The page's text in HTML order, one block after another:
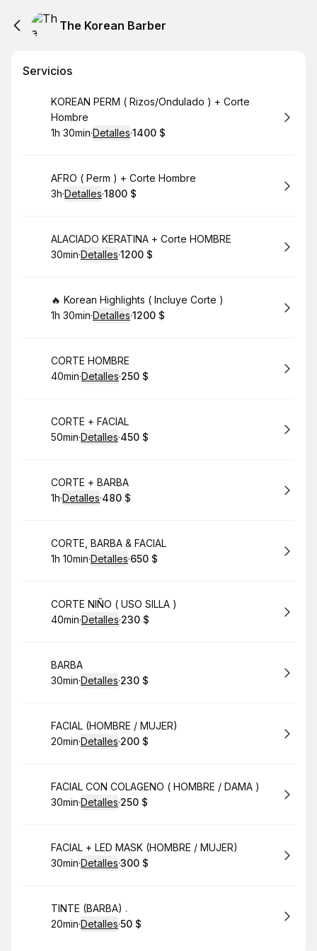
The Korean Barber
Servicios
Reservar
KOREAN PERM ( Rizos/Ondulado ) + Corte
Hombre
.Duración:
1h 30min·Detalles·
.Precio
1400 $
Reservar
AFRO ( Perm ) + Corte Hombre
.Duración :
3h·Detalles·
.Precio
1800 $
Reservar
ALACIADO KERATINA + Corte HOMBRE
.Duración:
30min·Detalles·
.Precio
1200 $
Reservar
🔥 Korean Highlights ( Incluye Corte )
.Duración:
1h 30min·Detalles·
.Precio
1200 $
Reservar
CORTE HOMBRE
.Duración:
40min·Detalles·
.Precio
250 $
Reservar
CORTE + FACIAL
.Duración:
50min·Detalles·
.Precio
450 $
Reservar
CORTE + BARBA
.Duración:
1h·Detalles·
.Precio
480 $
Reservar
CORTE, BARBA & FACIAL
.Duración:
1h 10min·Detalles·
.Precio
650 $
Reservar
CORTE NIÑO ( USO SILLA )
.Duración:
40min·Detalles·
.Precio
230 $
Reservar
BARBA
.Duración:
30min·Detalles·
.Precio
230 $
Reservar
FACIAL (HOMBRE / MUJER)
.Duración:
20min·Detalles·
.Precio
200 $
Reservar
FACIAL CON COLAGENO ( HOMBRE / DAMA )
.Duración:
30min·Detalles·
.Precio
250 $
Reservar
FACIAL + LED MASK (HOMBRE / MUJER)
.Duración:
30min·Detalles·
.Precio
300 $
Reservar
TINTE (BARBA) .
.Duración:
20min·Detalles·
.Precio
50 $